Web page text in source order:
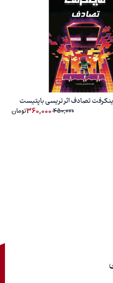
تصادف اثر تریسی باپتیست
450,000
360,000تومان